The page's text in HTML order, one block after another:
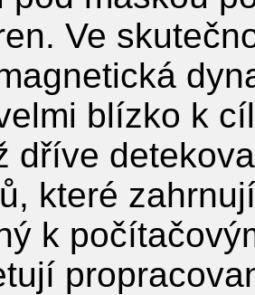
Ve
blízko k
dříve
které
k